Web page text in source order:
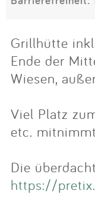
Grillhütte
Ende der
Wiesen,
Viel Platz
etc.
Die
https://